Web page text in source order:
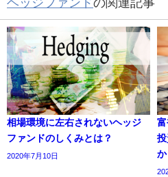
ヘッジファンド の関連記事
相場環境に左右されないヘッジ
ファンドのしくみとは？
2020年7月10日
か